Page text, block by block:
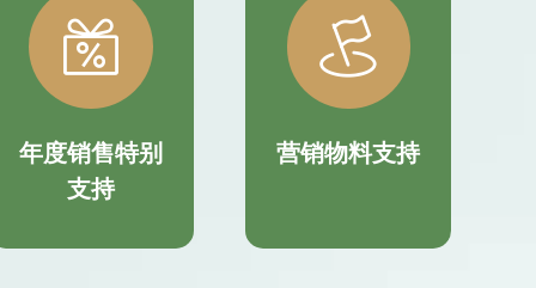

年度销售特别
支持

营销物料支持